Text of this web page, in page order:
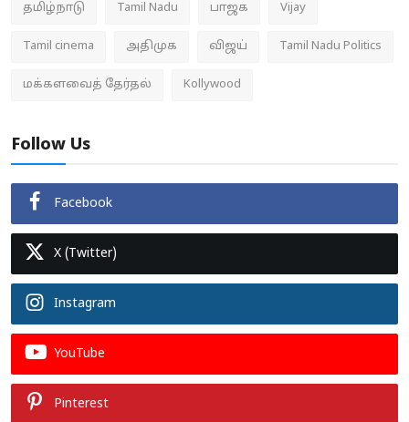
தமிழ்நாடு Tamil Nadu பாஜக Vijay
Tamil cinema அதிமுக விஜய் Tamil Nadu Politics
மக்களவைத் தேர்தல் Kollywood
Follow Us
Facebook
X (Twitter)
Instagram
YouTube
Pinterest